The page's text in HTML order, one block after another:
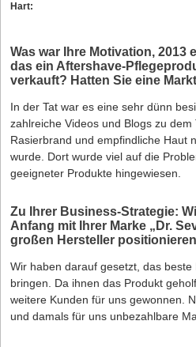
Hart:
Was war Ihre Motivation, 2013
das ein Aftershave-
verkauft? Hatten Sie eine
In der Tat war es eine sehr dünn
zahlreiche Videos und Blogs zu
Rasierbrand und empfindliche Haut
wurde. Dort wurde viel auf die
geeigneter Produkte hingewiesen.
Zu Ihrer Business-Strategie:
Anfang mit Ihrer Marke „Dr.
großen Hersteller
Wir haben darauf gesetzt, das
bringen. Da ihnen das Produkt
weitere Kunden für uns gewonnen.
und damals für uns unbezahlbare